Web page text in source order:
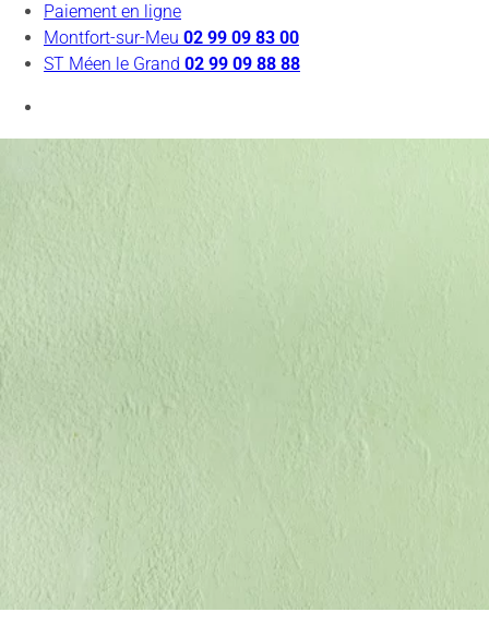
Paiement en ligne
Montfort-sur-Meu 02 99 09 83 00
ST Méen le Grand 02 99 09 88 88